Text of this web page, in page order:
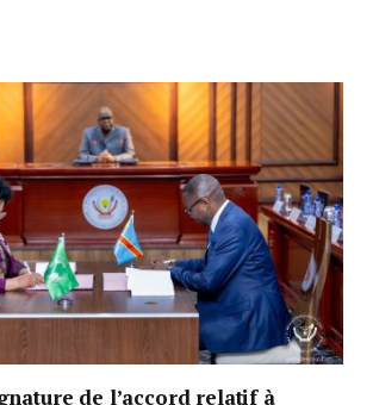
de l’accord relatif à